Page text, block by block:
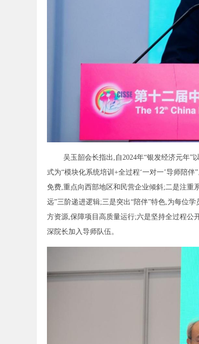
吴玉韶会长指出,自2024年“银发经济元年”
式为“模块化系统培训+全过程‘一对一’导师陪
免费,重点向西部地区和民营企业倾斜;二是注重
远”三阶递进逻辑;三是突出“陪伴”特色,为每位
方资源,保障项目高质量运行;六是坚持全过程公
深院长加入导师队伍。